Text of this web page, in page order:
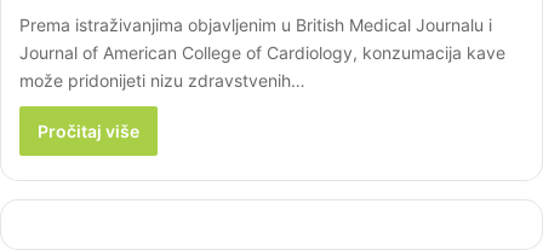
Prema istraživanjima objavljenim u British Medical Journalu i
Journal of American College of Cardiology, konzumacija kave
može pridonijeti nizu zdravstvenih…
Pročitaj više